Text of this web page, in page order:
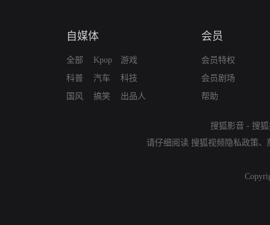
自媒体
全部
科普
国风
Kpop
汽车
搞笑
游戏
科技
出品人
会员
会员特权
会员剧场
帮助
搜狐影音 - 搜
请仔细阅读 搜狐视频隐私政策、